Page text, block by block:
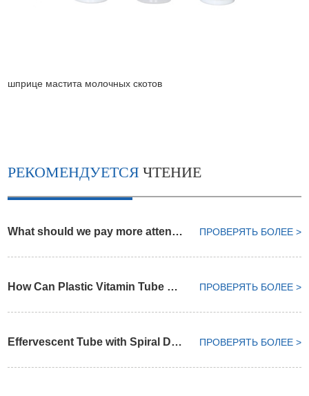
шприце мастита молочных скотов
РЕКОМЕНДУЕТСЯ ЧТЕНИЕ
What should we pay more attention on choosing plastic pharma bottle ПРОВЕРЯТЬ БОЛЕЕ >
How Can Plastic Vitamin Tube Keep Dry Environment ПРОВЕРЯТЬ БОЛЕЕ >
Effervescent Tube with Spiral Desiccant Cap ПРОВЕРЯТЬ БОЛЕЕ >